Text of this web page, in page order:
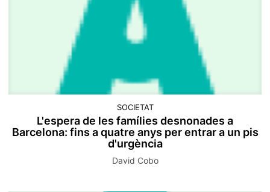
SOCIETAT
L'espera de les famílies desnonades a
Barcelona: fins a quatre anys per entrar a un pis
d'urgència
David Cobo